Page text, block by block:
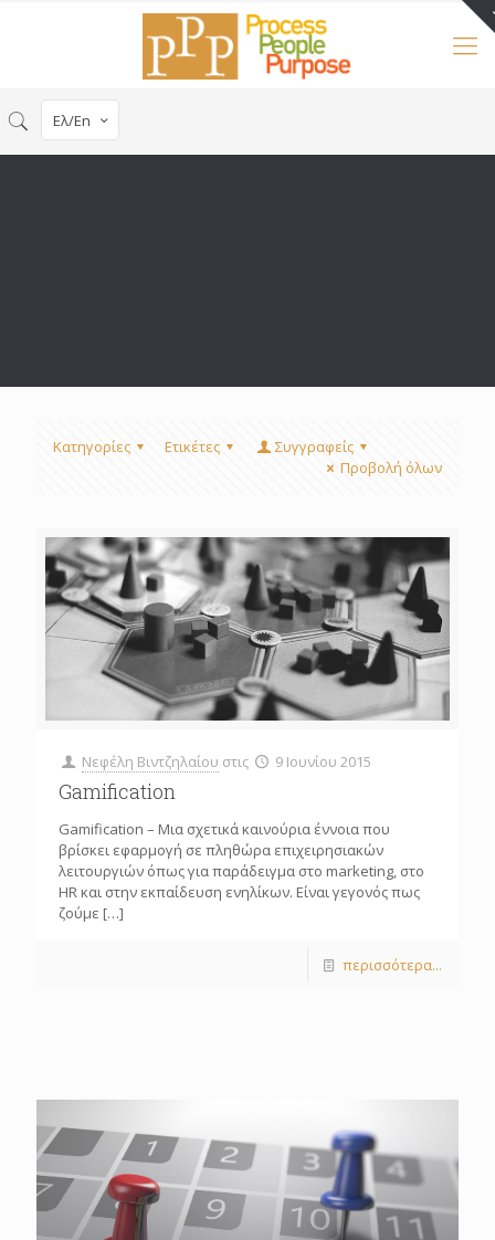
Ελ/En
Κατηγορίες Ετικέτες
Συγγραφείς
Προβολή όλων
Νεφέλη Βιντζηλαίου στις 9 Ιουνίου 2015
Gamification
Gamification – Μια σχετικά καινούρια έννοια που
βρίσκει εφαρμογή σε πληθώρα επιχειρησιακών
λειτουργιών όπως για παράδειγμα στο marketing, στο
HR και στην εκπαίδευση ενηλίκων. Είναι γεγονός πως
ζούμε […]
περισσότερα...